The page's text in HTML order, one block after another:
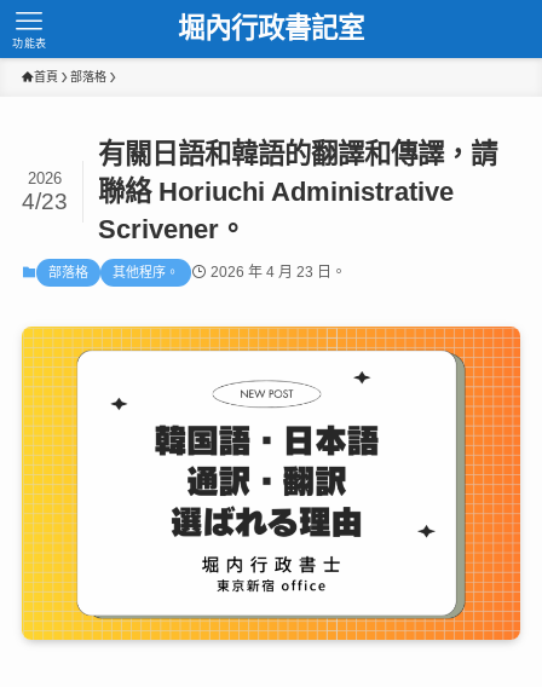
堀內行政書記室
功能表
首頁 部落格
有關日語和韓語的翻譯和傳譯，請
聯絡 Horiuchi Administrative
Scrivener。
2026
4/23
部落格 其他程序。 2026 年 4 月 23 日。